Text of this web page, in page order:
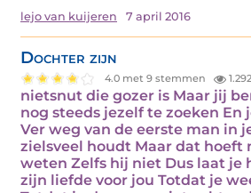
lejo van kuijeren 7 april 2016
Dochter zijn
4.0 met 9 stemmen 1.292
nietsnut die gozer is Maar jij
nog steeds jezelf te zoeken En
Ver weg van de eerste man in
zielsveel houdt Maar dat hoeft
weten Zelfs hij niet Dus laat je
zijn liefde voor jou Totdat je